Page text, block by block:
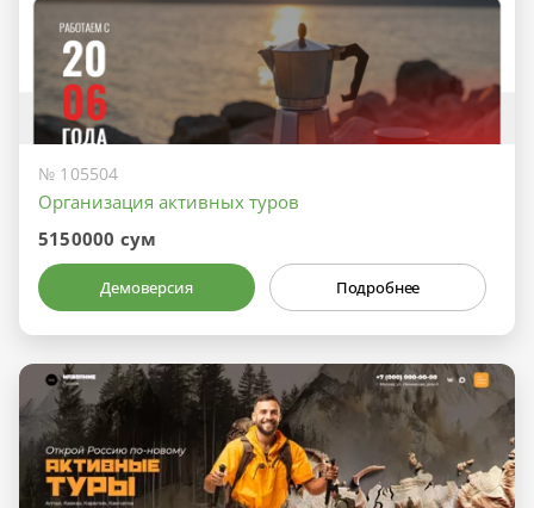
№ 105504
Организация активных туров
5150000 сум
Демоверсия Подробнее